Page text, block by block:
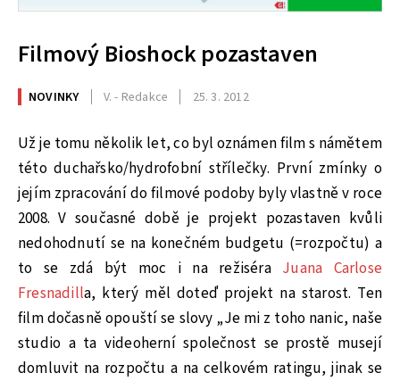
Filmový Bioshock pozastaven
NOVINKY V. - Redakce 25. 3. 2012
Už je tomu několik let, co byl oznámen film s námětem
této duchařsko/hydrofobní střílečky. První zmínky o
jejím zpracování do filmové podoby byly vlastně v roce
2008. V současné době je projekt pozastaven kvůli
nedohodnutí se na konečném budgetu (=rozpočtu) a
to se zdá být moc i na režiséra Juana Carlose
Fresnadilla, který měl doteď projekt na starost. Ten
film dočasně opouští se slovy „Je mi z toho nanic, naše
studio a ta videoherní společnost se prostě musejí
domluvit na rozpočtu a na celkovém ratingu, jinak se